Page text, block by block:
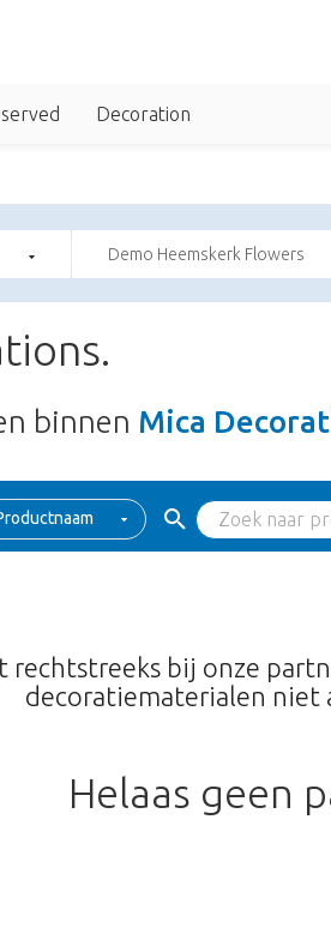
Decoration
Demo Heemskerk Flowers
binnen Mica
rechtstreeks bij onze
decoratiematerialen niet
Helaas geen